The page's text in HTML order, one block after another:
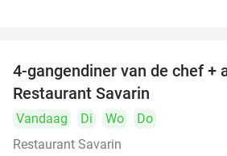
4-gangendiner van de chef +
Restaurant Savarin
Vandaag Di Wo
Do
Restaurant Savarin